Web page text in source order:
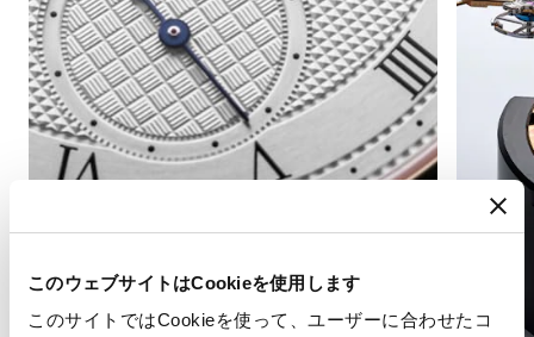
このウェブサイトはCookieを使用します
このサイトではCookieを使って、ユーザーに合わせたコ